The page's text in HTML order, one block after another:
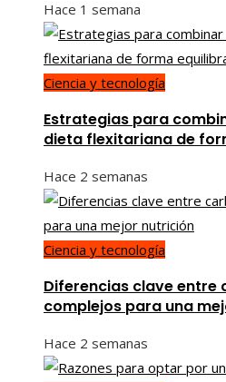
Hace 1 semana
Ciencia y tecnología
Estrategias para
dieta flexitariana de
Hace 2 semanas
Ciencia y tecnología
Diferencias clave
complejos para una
Hace 2 semanas